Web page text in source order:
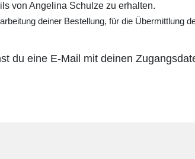
von Angelina Schulze zu erhalten.
deiner Bestellung, für die Übermittlung
du eine E-Mail mit deinen